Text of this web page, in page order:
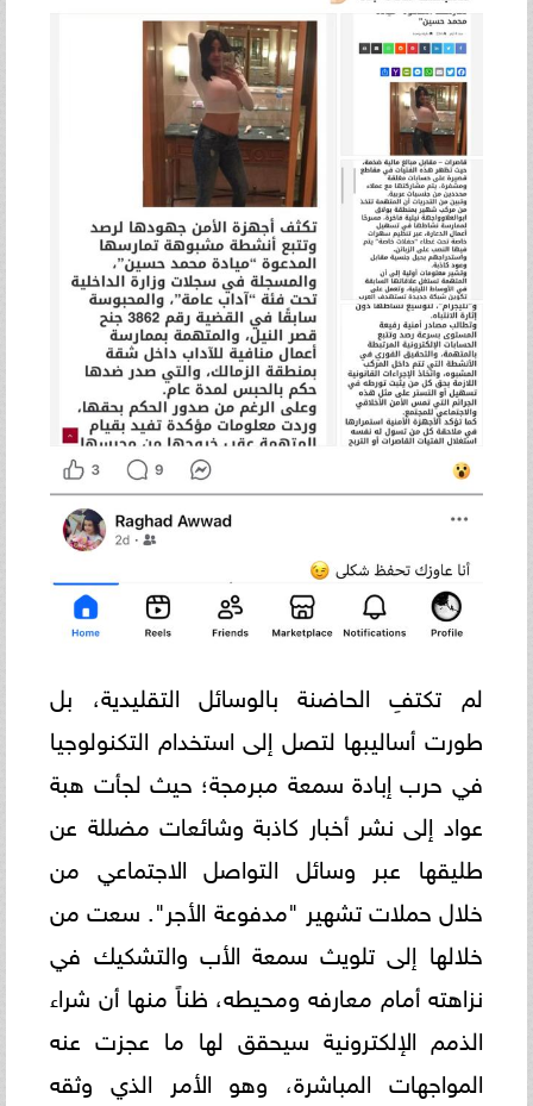
لم تكتفِ الحاضنة بالوسائل التقليدية، بل
طورت أساليبها لتصل إلى استخدام التكنولوجيا
في حرب إبادة سمعة مبرمجة؛ حيث لجأت هبة
عواد إلى نشر أخبار كاذبة وشائعات مضللة عن
طليقها عبر وسائل التواصل الاجتماعي من
خلال حملات تشهير "مدفوعة الأجر". سعت من
خلالها إلى تلويث سمعة الأب والتشكيك في
نزاهته أمام معارفه ومحيطه، ظناً منها أن شراء
الذمم الإلكترونية سيحقق لها ما عجزت عنه
المواجهات المباشرة، وهو الأمر الذي وثقه